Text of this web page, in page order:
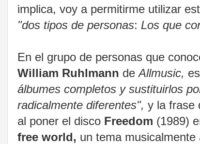
implica, voy a permitirme utilizar
"dos tipos de personas: Los que
En el grupo de personas que
William Ruhlmann deAllmusic,
álbumes completos y sustituirlos
radicalmente diferentes", y la frase
al poner el disco Freedom (1989)
free world, un tema